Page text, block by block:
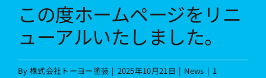
この度ホームページをリニ
ューアルいたしました。
By 株式会社トーヨー塗装 | 2025年10月21日 | News | 1